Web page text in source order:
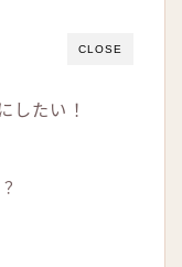
CLOSE
したい！